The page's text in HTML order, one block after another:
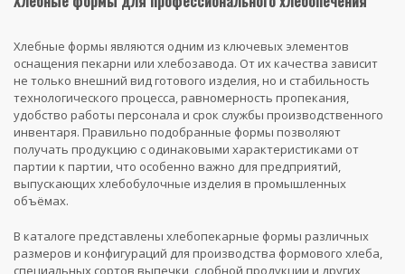
Хлебные формы являются одним из ключевых элементов
оснащения пекарни или хлебозавода. От их качества зависит
не только внешний вид готового изделия, но и стабильность
технологического процесса, равномерность пропекания,
удобство работы персонала и срок службы производственного
инвентаря. Правильно подобранные формы позволяют
получать продукцию с одинаковыми характеристиками от
партии к партии, что особенно важно для предприятий,
выпускающих хлебобулочные изделия в промышленных
объёмах.
В каталоге представлены хлебопекарные формы различных
размеров и конфигураций для производства формового хлеба,
специальных сортов выпечки, сдобной продукции и других